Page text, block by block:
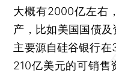
大概有2000亿左右
产，比如美国国债
主要源自硅谷银行
210亿美元的可销售